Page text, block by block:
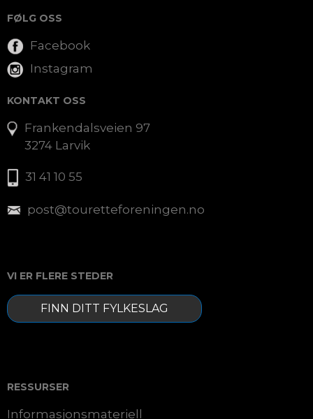
FØLG OSS
Facebook
Instagram
KONTAKT OSS
Frankendalsveien 97
3274 Larvik
31 41 10 55
post@touretteforeningen.no
VI ER FLERE STEDER
FINN DITT FYLKESLAG
RESSURSER
Informasjonsmateriell